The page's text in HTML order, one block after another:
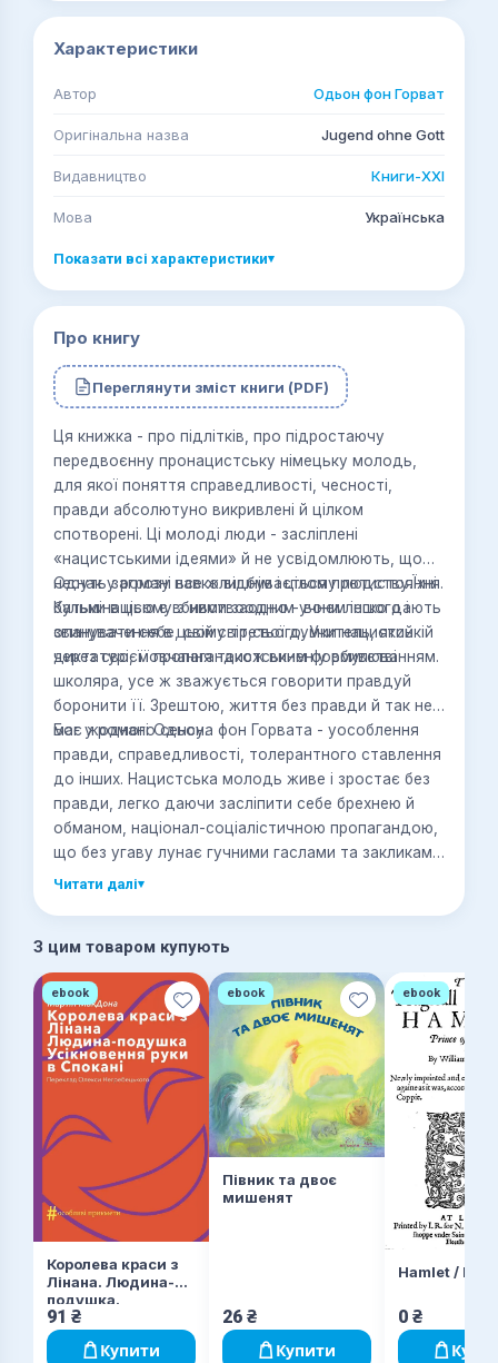
Характеристики
Автор Одьон фон Горват
Оригінальна назва Jugend ohne Gott
Видавництво Книги-ХХІ
Мова Українська
Показати всі характеристики▾
Про книгу
Переглянути зміст книги (PDF)
Ця книжка - про підлітків, про підростаючу
передвоєнну пронацистську німецьку молодь,
для якої поняття справедливості, чесності,
правди абсолютуно викривлені й цілком
спотворені. Ці молоді люди - засліплені
«нацистськими ідеями» й не усвідомлюють, що
несуть загрозу навколишнім і цілому людству.Їхні
батьки в цьому з ними заодно - вони легко дають
опанувати себе, свій світ,свої думки нацистській
диктатурі, її пропагандистським формулюванням.
Однак у романі все ж відбувається протистояння.
Кульмінацією є вбивствоодним учнем іншого і
звинувачення в цьому третього. Учитель, який
через своємовчання також винен у вбивстві
школяра, усе ж зважується говорити правдуй
боронити її. Зрештою, життя без правди й так не
має жодного сенсу.
Бог у романі Одьона фон Горвата - уособлення
правди, справедливості, толерантного ставлення
до інших. Нацистська молодь живе і зростає без
правди, легко даючи засліпити себе брехнею й
обманом, націонал-соціалістичною пропагандою,
що без угаву лунає гучними гаслами та закликами
з радіо, тодішнього головного масмедіа.
Читати далі▾
З цим товаром купують
ebook
Королева краси з
Лінана. Людина-
подушка.
Усікновення руки в
Спокані
91 ₴
Купити
ebook
Півник та двоє
мишенят
26 ₴
Купити
ebook
Hamlet /
0 ₴